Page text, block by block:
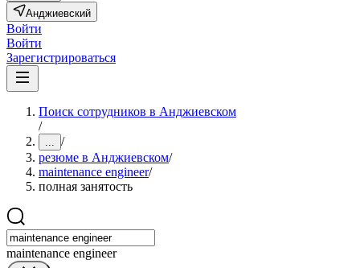
Анджиевский
Войти
Войти
Зарегистрироваться
Поиск сотрудников в Анджиевском
/
... /
резюме в Анджиевском/
maintenance engineer/
полная занятость
maintenance engineer